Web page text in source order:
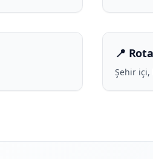
📍
Şehir içi,